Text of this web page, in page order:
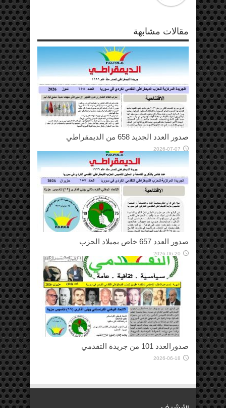
مقالات مشابهة
صدور العدد الجديد 658 من الديمقراطي
2026-07-07
صدور العدد 657 خاص بميلاد الحزب
2026-06-20
صدورالعدد 101 من جريدة التقدمي
2026-06-18